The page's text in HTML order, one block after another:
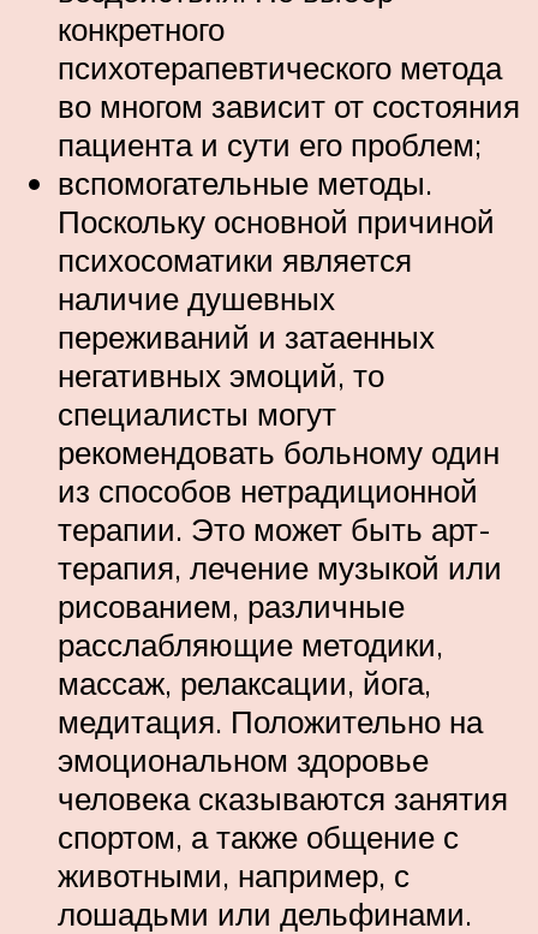
конкретного
психотерапевтического метода
во многом зависит от состояния
пациента и сути его проблем;
вспомогательные методы.
Поскольку основной причиной
психосоматики является
наличие душевных
переживаний и затаенных
негативных эмоций, то
специалисты могут
рекомендовать больному один
из способов нетрадиционной
терапии. Это может быть арт-
терапия, лечение музыкой или
рисованием, различные
расслабляющие методики,
массаж, релаксации, йога,
медитация. Положительно на
эмоциональном здоровье
человека сказываются занятия
спортом, а также общение с
животными, например, с
лошадьми или дельфинами.